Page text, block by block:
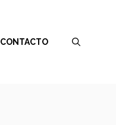
CONTACTO